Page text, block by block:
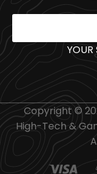
YOUR
Copyright ©
High-Tech &